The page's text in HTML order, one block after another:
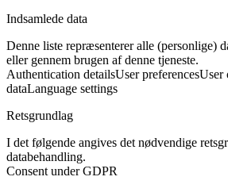
Indsamlede data
Denne liste repræsenterer alle (personlige)
eller gennem brugen af denne tjeneste.
Authentication detailsUser preferencesUser
dataLanguage settings
Retsgrundlag
I det følgende angives det nødvendige
databehandling.
Consent under GDPR